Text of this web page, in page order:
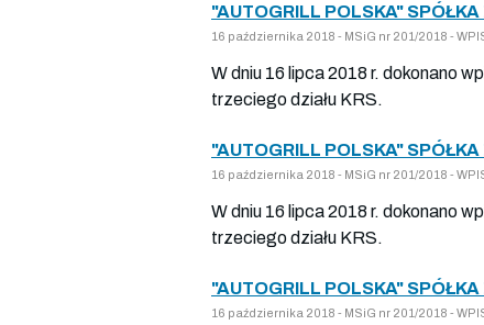
"AUTOGRILL POLSKA"
16 października 2018 - MSiG nr 201/2018 -
W dniu 16 lipca 2018 r. dokonano
trzeciego działu KRS.
"AUTOGRILL POLSKA"
16 października 2018 - MSiG nr 201/2018 -
W dniu 16 lipca 2018 r. dokonano
trzeciego działu KRS.
"AUTOGRILL POLSKA"
16 października 2018 - MSiG nr 201/2018 -